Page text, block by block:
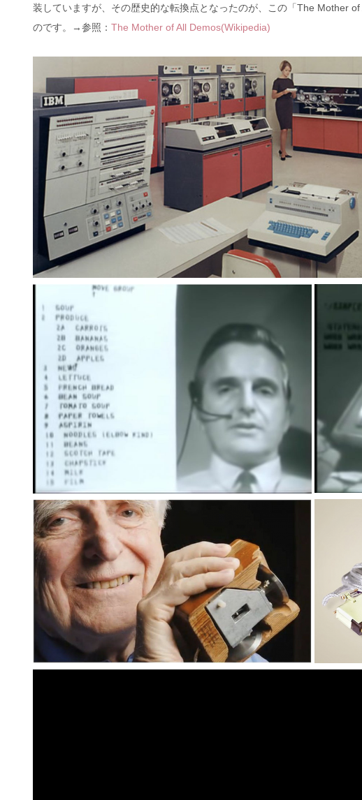
装していますが、その歴史的な転換点となったのが、この「The Mother
のです。→参照： The Mother of All Demos(Wikipedia)